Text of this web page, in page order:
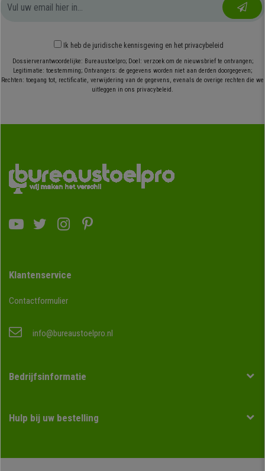
Ik heb de juridische kennisgeving en het privacybeleid
Dossierverantwoordelijke: Bureaustoelpro; Doel: verzoek om de nieuwsbrief te ontvangen;
Legitimatie: toestemming; Ontvangers: de gegevens worden niet aan derden doorgegeven;
Rechten: toegang tot, rectificatie, verwijdering van de gegevens, evenals de overige rechten die we
uitleggen in ons privacybeleid.
Klantenservice
Contactformulier
info@bureaustoelpro.nl
Bedrijfsinformatie
Hulp bij uw bestelling